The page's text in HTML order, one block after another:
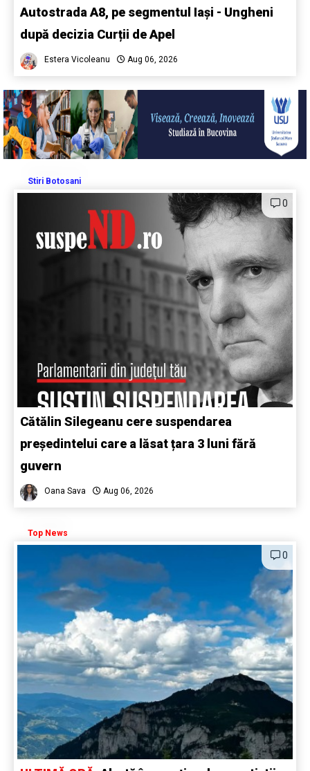
Autostrada A8, pe segmentul Iași - Ungheni
după decizia Curții de Apel
Estera Vicoleanu Aug 06, 2026
Stiri Botosani
0
Cătălin Silegeanu cere suspendarea
președintelui care a lăsat țara 3 luni fără
guvern
Oana Sava Aug 06, 2026
Top News
0